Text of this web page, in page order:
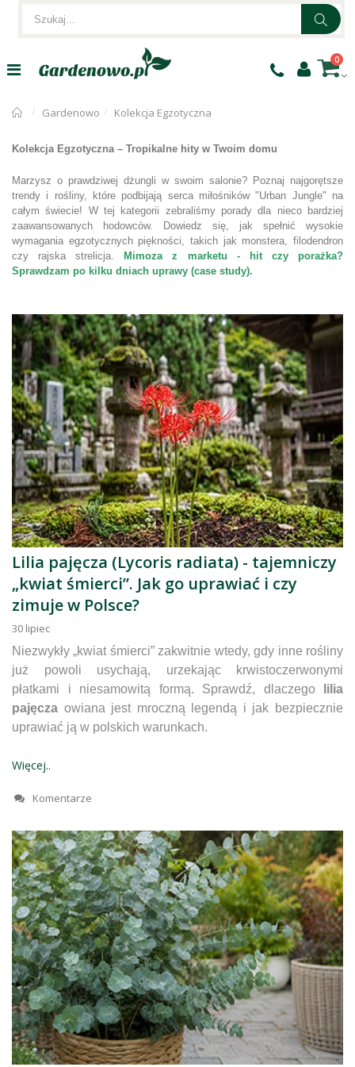
0
Gardenowo Kolekcja Egzotyczna
Kolekcja Egzotyczna – Tropikalne hity w Twoim domu
Marzysz o prawdziwej dżungli w swoim salonie? Poznaj najgorętsze
trendy i rośliny, które podbijają serca miłośników "Urban Jungle" na
całym świecie! W tej kategorii zebraliśmy porady dla nieco bardziej
zaawansowanych hodowców. Dowiedz się, jak spełnić wysokie
wymagania egzotycznych piękności, takich jak monstera, filodendron
czy rajska strelicja.Mimoza z marketu - hit czy porażka?
Sprawdzam po kilku dniach uprawy (case study).
Lilia pajęcza (Lycoris radiata) - tajemniczy
„kwiat śmierci”. Jak go uprawiać i czy
zimuje w Polsce?
30 lipiec
Niezwykły „kwiat śmierci” zakwitnie wtedy, gdy inne rośliny
już powoli usychają, urzekając krwistoczerwonymi
płatkami i niesamowitą formą. Sprawdź, dlaczego
lilia
pajęcza owiana jest mroczną legendą i jak bezpiecznie
uprawiać ją w polskich warunkach.
Więcej..
Komentarze